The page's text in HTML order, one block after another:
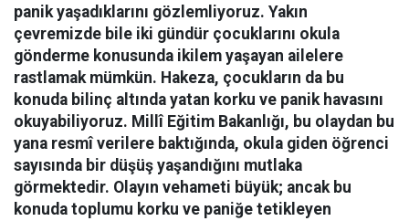
panik yaşadıklarını gözlemliyoruz. Yakın
çevremizde bile iki gündür çocuklarını okula
gönderme konusunda ikilem yaşayan ailelere
rastlamak mümkün. Hakeza, çocukların da bu
konuda bilinç altında yatan korku ve panik havasını
okuyabiliyoruz. Millî Eğitim Bakanlığı, bu olaydan bu
yana resmî verilere baktığında, okula giden öğrenci
sayısında bir düşüş yaşandığını mutlaka
görmektedir. Olayın vehameti büyük; ancak bu
konuda toplumu korku ve paniğe tetikleyen